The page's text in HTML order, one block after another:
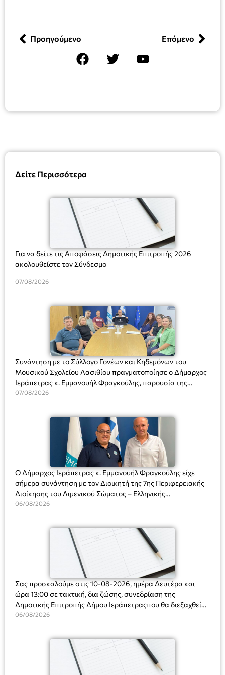
Δείτε Περισσότερα
Για να δείτε τις Αποφάσεις Δημοτικής Επιτροπής 2026
ακολουθείστε τον Σύνδεσμο
07/08/2026
Συνάντηση με το Σύλλογο Γονέων και Κηδεμόνων του
Μουσικού Σχολείου Λασιθίου πραγματοποίησε ο Δήμαρχος
Ιεράπετρας κ. Εμμανουήλ Φραγκούλης, παρουσία της
Διευθύντριας του σχολείου κας Μαριάννας Χαΐτα.
07/08/2026
Ο Δήμαρχος Ιεράπετρας κ. Εμμανουήλ Φραγκούλης είχε
σήμερα συνάντηση με τον Διοικητή της 7ης Περιφερειακής
Διοίκησης του Λιμενικού Σώματος – Ελληνικής
Ακτοφυλακής (Λ.Σ.-ΕΛ.ΑΚΤ.), Αρχιπλοίαρχο Λ.Σ. κ. Ιωάννη
06/08/2026
Σας προσκαλούμε στις 10-08-2026, ημέρα Δευτέρα και
ώρα 13:00 σε τακτική, δια ζώσης, συνεδρίαση της
Δημοτικής Επιτροπής Δήμου Ιεράπετραςπου θα διεξαχθεί
στο Δημοτικό Κατάστημα, Δημοκρατίας 31 στην αίθουσα
και λήψη αποφάσεων στα παρακάτω θέματα:
06/08/2026
Προηγούμενο Επόμενο